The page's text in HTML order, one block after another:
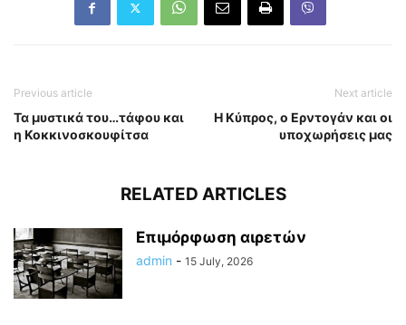
Previous article
Τα μυστικά του…τάφου και
η Κοκκινοσκουφίτσα
Next article
Η Κύπρος, ο Ερντογάν και οι
υποχωρήσεις μας
RELATED ARTICLES
Επιμόρφωση αιρετών
admin - 15 July, 2026